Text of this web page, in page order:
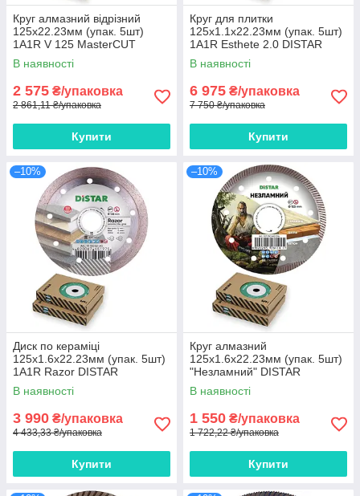
Круг алмазний вiдрiзний
125х22.23мм (упак. 5шт)
1A1R V 125 MasterCUT
DISTAR
В наявності
2 575 ₴/упаковка
2 861,11 ₴/упаковка
Купити
Круг для плитки
125x1.1x22.23мм (упак. 5шт)
1A1R Esthete 2.0 DISTAR
В наявності
6 975 ₴/упаковка
7 750 ₴/упаковка
Купити
–10%
Диск по кераміці
125x1.6x22.23мм (упак. 5шт)
1A1R Razor DISTAR
В наявності
3 990 ₴/упаковка
4 433,33 ₴/упаковка
Купити
–10%
Круг алмазний
125x1.6x22.23мм (упак. 5шт)
"Незламний" DISTAR
В наявності
1 550 ₴/упаковка
1 722,22 ₴/упаковка
Купити